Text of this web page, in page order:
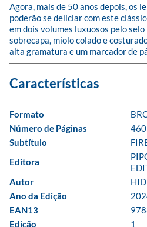
Agora, mais de 50 anos depois, os
poderão se deliciar com este
em dois volumes luxuosos pelo
sobrecapa, miolo colado e
alta gramatura e um marcador de
Formato
Número de Páginas
460
Subtítulo
Editora
Autor
Ano da Edição
EAN13
Edição
1